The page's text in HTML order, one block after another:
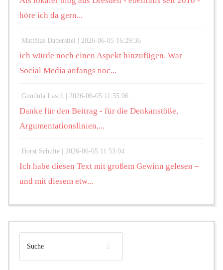
höre ich da gern...
Matthias Daberstiel | 2026-06-05 16:29:36
ich würde noch einen Aspekt hinzufügen. War
Social Media anfangs noc...
Gundula Lasch | 2026-06-05 11:55:06
Danke für den Beitrag - für die Denkanstöße,
Argumentationslinien,...
Horst Schulte | 2026-06-05 11:53:04
Ich habe diesen Text mit großem Gewinn gelesen –
und mit diesem etw...